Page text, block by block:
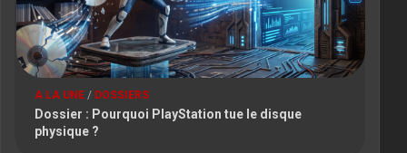
A LA UNE / DOSSIERS
Dossier : Pourquoi PlayStation tue le disque
physique ?